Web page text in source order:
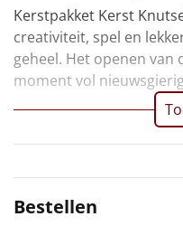
Alle artikelen
Overige
Ideeën
Doe het zelf
Kerstpakket Kerst
creativiteit, spel en
geheel. Het openen van
moment vol
Bestellen